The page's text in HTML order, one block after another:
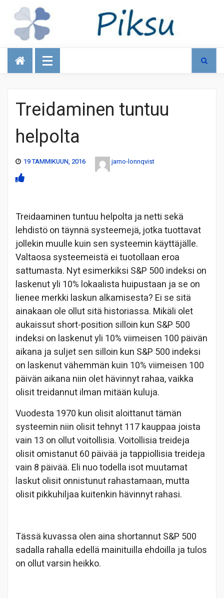
Talous
Treidaminen tuntuu
helpolta
19 TAMMIKUUN, 2016 jarno-lonnqvist
Treidaaminen tuntuu helpolta ja netti sekä
lehdistö on täynnä systeemejä, jotka tuottavat
jollekin muulle kuin sen systeemin käyttäjälle.
Valtaosa systeemeistä ei tuotollaan eroa
sattumasta. Nyt esimerkiksi S&P 500 indeksi on
laskenut yli 10% lokaalista huipustaan ja se on
lienee merkki laskun alkamisesta? Ei se sitä
ainakaan ole ollut sitä historiassa. Mikäli olet
aukaissut short-position silloin kun S&P 500
indeksi on laskenut yli 10% viimeisen 100 päivän
aikana ja suljet sen silloin kun S&P 500 indeksi
on laskenut vähemmän kuin 10% viimeisen 100
päivän aikana niin olet hävinnyt rahaa, vaikka
olisit treidannut ilman mitään kuluja.
Vuodesta 1970 kun olisit aloittanut tämän
systeemin niin olisit tehnyt 117 kauppaa joista
vain 13 on ollut voitollisia. Voitollisia treideja
olisit omistanut 60 päivää ja tappiollisia treideja
vain 8 päivää. Eli nuo todella isot muutamat
laskut olisit onnistunut rahastamaan, mutta
olisit pikkuhiljaa kuitenkin hävinnyt rahasi.
Tässä kuvassa olen aina shortannut S&P 500
sadalla rahalla edellä mainituilla ehdoilla ja tulos
on ollut varsin heikko.